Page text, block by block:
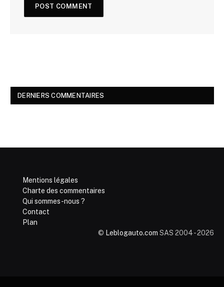
DERNIERS COMMENTAIRES
Mentions légales
Charte des commentaires
Qui sommes-nous ?
Contact
Plan
© Leblogauto.com SAS 2004 - 2026